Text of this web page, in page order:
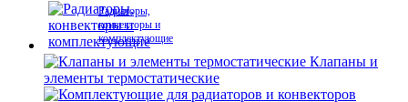
Радиаторы,
конвекторы и
комплектующие
Клапаны и
элементы термостатические